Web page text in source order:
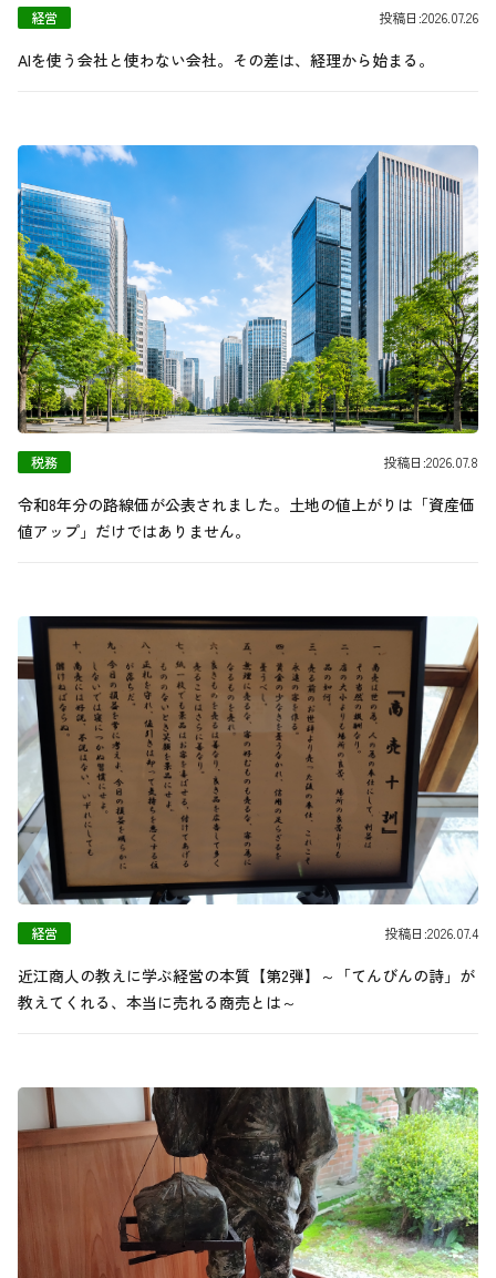
経営 投稿日:2026.07.26
AIを使う会社と使わない会社。その差は、経理から始まる。
税務 投稿日:2026.07.8
令和8年分の路線価が公表されました。土地の値上がりは「資産価
値アップ」だけではありません。
経営 投稿日:2026.07.4
近江商人の教えに学ぶ経営の本質【第2弾】～「てんびんの詩」が
教えてくれる、本当に売れる商売とは～